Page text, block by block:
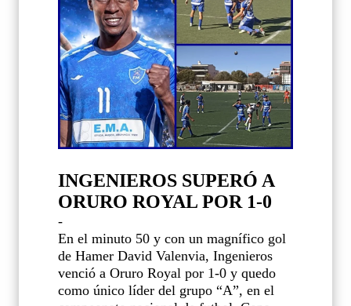
INGENIEROS SUPERÓ A
ORURO ROYAL POR 1-0
-
En el minuto 50 y con un magnífico gol
de Hamer David Valenvia, Ingenieros
venció a Oruro Royal por 1-0 y quedo
como único líder del grupo “A”, en el